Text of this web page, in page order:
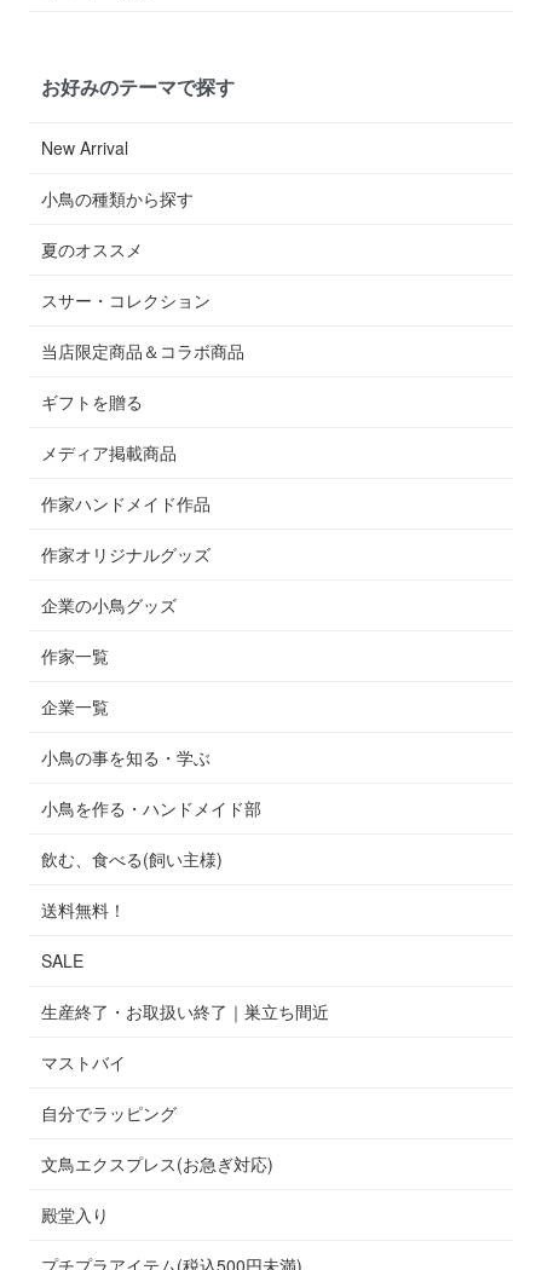
お好みのテーマで探す
New Arrival
小鳥の種類から探す
夏のオススメ
スサー・コレクション
当店限定商品＆コラボ商品
ギフトを贈る
メディア掲載商品
作家ハンドメイド作品
作家オリジナルグッズ
企業の小鳥グッズ
作家一覧
企業一覧
小鳥の事を知る・学ぶ
小鳥を作る・ハンドメイド部
飲む、食べる(飼い主様)
送料無料！
SALE
生産終了・お取扱い終了｜巣立ち間近
マストバイ
自分でラッピング
文鳥エクスプレス(お急ぎ対応)
殿堂入り
プチプラアイテム(税込500円未満)